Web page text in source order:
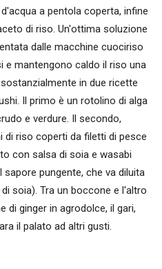
a pentola coperta, infine
di riso. Un'ottima soluzione
dalle macchine cuociriso
e mantengono caldo il riso una
in due ricette
Il primo è un rotolino di alga
e verdure. Il secondo,
di riso coperti da filetti di pesce
con salsa di soia e wasabi
pungente, che va diluita
soia). Tra un boccone e l'altro
di ginger in agrodolce, il gari,
il palato ad altri gusti.